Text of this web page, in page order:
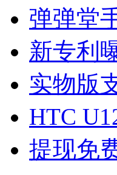
弹弹堂
新专利
实物版
HTC
提现免